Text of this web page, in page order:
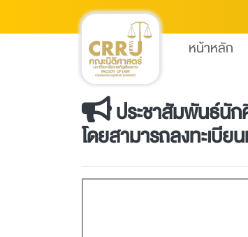
หน้าหลัก
ประชาสัมพันธ์นัก
โดยสามารถลงทะเบี